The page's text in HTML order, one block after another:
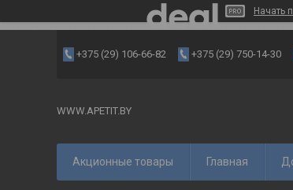
Начать
+375 (29) 106-66-82 +375 (29) 750-14-30
WWW.APETIT.BY
Акционные товары Главная